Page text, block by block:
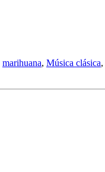
marihuana, Música clásica,